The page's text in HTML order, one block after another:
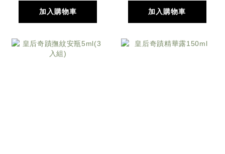
加入購物車 加入購物車